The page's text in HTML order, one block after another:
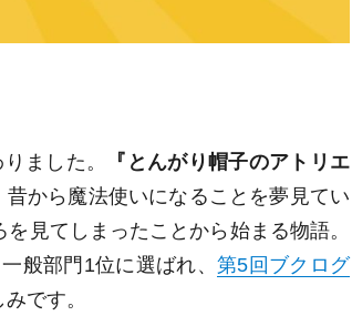
ました。
『とんがり帽子のアトリエ
から魔法使いになることを夢見てい
見てしまったことから始まる物語。
般部門1位に選ばれ、 第5回ブクログ
です。